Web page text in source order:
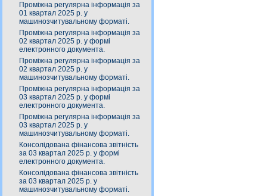
Проміжна регулярна інформація за
01 квартал 2025 р. у
машинозчитувальному форматі.
Проміжна регулярна інформація за
02 квартал 2025 р. у формі
електронного документа.
Проміжна регулярна інформація за
02 квартал 2025 р. у
машинозчитувальному форматі.
Проміжна регулярна інформація за
03 квартал 2025 р. у формі
електронного документа.
Проміжна регулярна інформація за
03 квартал 2025 р. у
машинозчитувальному форматі.
Консолідована фінансова звітність
за 03 квартал 2025 р. у формі
електронного документа.
Консолідована фінансова звітність
за 03 квартал 2025 р. у
машинозчитувальному форматі.